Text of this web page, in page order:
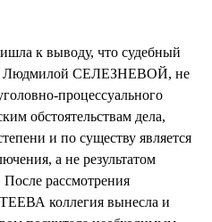
к выводу, что судебный
Людмилой СЕЛЕЗНЕВОЙ, не
процессуального
обстоятельствам дела,
и по существу является
а не результатом
После рассмотрения
коллегия вынесла и